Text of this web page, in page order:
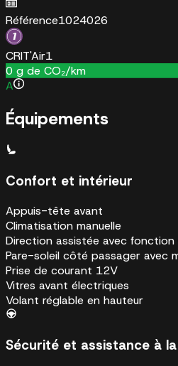
Référence1024026
CRIT'Air1
0 g de CO₂/km
A
Équipements
Confort et intérieur
Appuis-tête avant
Climatisation manuelle
Direction assistée avec
Pare-soleil côté passager avec
Prise de courant 12V
Vitres avant électriques
Volant réglable en hauteur
Sécurité et assistance à